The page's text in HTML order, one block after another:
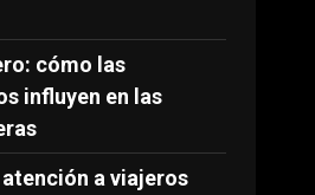
cómo las
influyen en las
a viajeros